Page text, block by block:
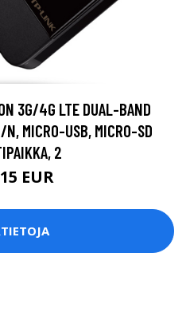
3G/4G LTE DUAL-BAND
MICRO-USB, MICRO-SD
2
EUR